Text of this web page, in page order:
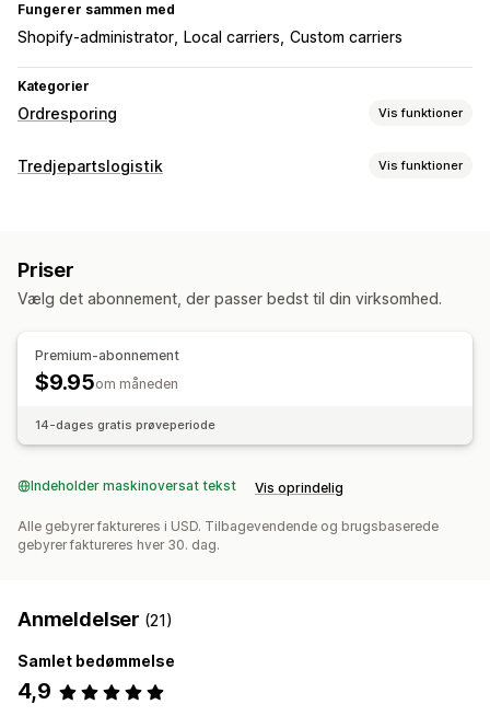
Fungerer sammen med
Shopify-administrator Local carriers Сustom carriers
Kategorier
Ordresporing Vis funktioner
Sporing
Notifikationer
Mail
Tredjepartslogistik Vis funktioner
Priser
Vælg det abonnement, der passer bedst til din virksomhed.
Premium-abonnement
$9.95om måneden
14-dages gratis prøveperiode
Indeholder maskinoversat tekst Vis oprindelig
Alle gebyrer faktureres i USD. Tilbagevendende og brugsbaserede
gebyrer faktureres hver 30. dag.
Anmeldelser (21)
Samlet bedømmelse
4,9